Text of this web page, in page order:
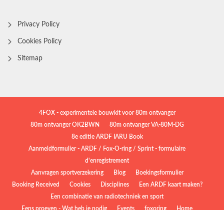
Privacy Policy
Cookies Policy
Sitemap
4FOX - experimentele bouwkit voor 80m ontvanger
80m ontvanger OK2BWN
80m ontvanger VA-80M-DG
8e editie ARDF IARU Book
Aanmeldformulier - ARDF / Fox-O-ring / Sprint - formulaire
d'enregistrement
Aanvragen sportverzekering
Blog
Boekingsformulier
Booking Received
Cookies Disciplines
Een ARDF kaart maken?
Een combinatie van radiotechniek en sport
Eens proeven - Wat heb je nodig
Events foxoring Home